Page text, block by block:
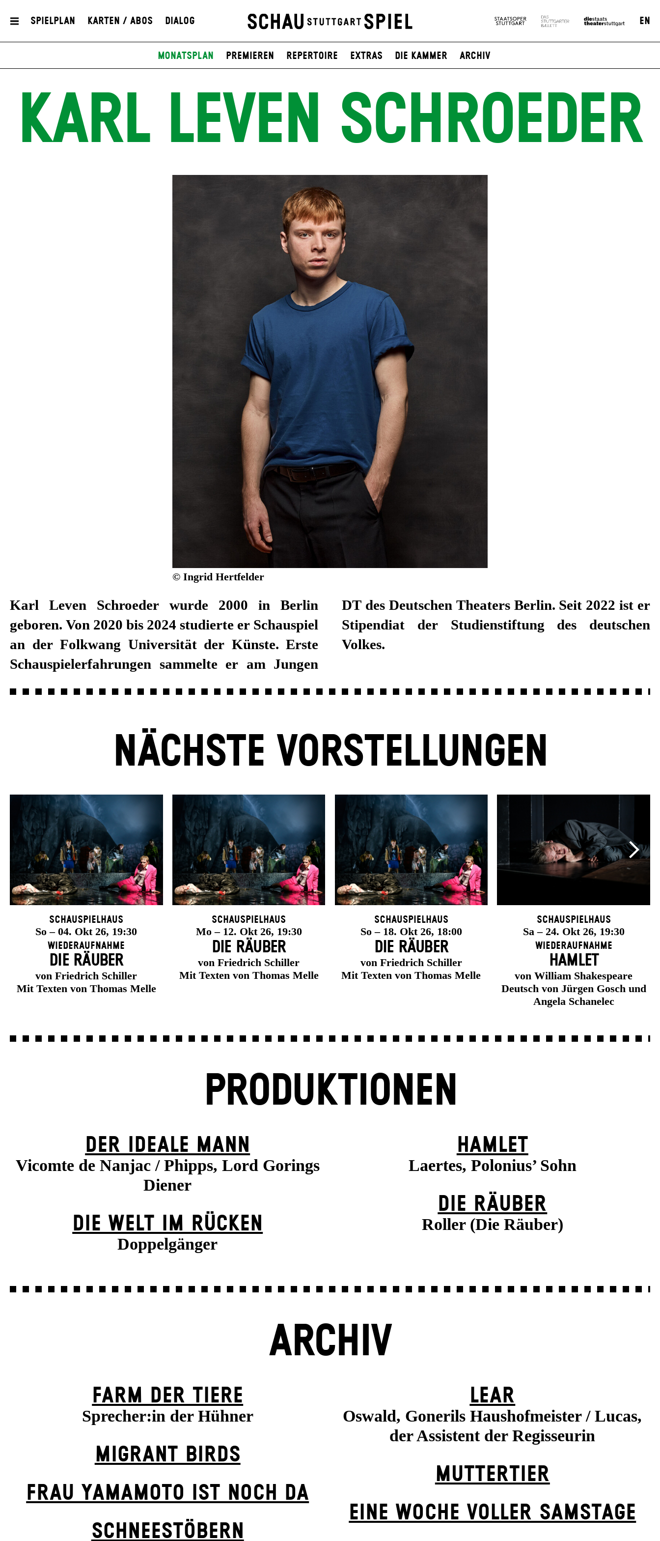
Spielplan Karten / Abos Dialog EN
Monatsplan Premieren Repertoire Extras Die Kammer Archiv
KARL LEVEN SCHROEDER
© Ingrid Hertfelder
Karl Leven Schroeder wurde 2000 in Berlin
geboren. Von 2020 bis 2024 studierte er Schauspiel
an der Folkwang Universität der Künste. Erste
Schauspielerfahrungen sammelte er am Jungen
DT des Deutschen Theaters Berlin. Seit 2022 ist er
Stipendiat der Studienstiftung des deutschen
Volkes.
NÄCHSTE VORSTELLUNGEN
Schauspielhaus
So – 04. Okt 26, 19:30
Wiederaufnahme
DIE RÄUBER
von Friedrich Schiller
Mit Texten von Thomas Melle
Schauspielhaus
Mo – 12. Okt 26, 19:30
DIE RÄUBER
von Friedrich Schiller
Mit Texten von Thomas Melle
Schauspielhaus
So – 18. Okt 26, 18:00
DIE RÄUBER
von Friedrich Schiller
Mit Texten von Thomas Melle
Schauspielhaus
Sa – 24. Okt 26, 19:30
Wiederaufnahme
HAMLET
von William Shakespeare
Deutsch von Jürgen Gosch und
Angela Schanelec
PRODUKTIONEN
DER IDEALE MANN
Vicomte de Nanjac / Phipps, Lord Gorings
Diener
DIE WELT IM RÜCKEN
Doppelgänger
HAMLET
Laertes, Polonius’ Sohn
DIE RÄUBER
Roller (Die Räuber)
ARCHIV
FARM DER TIERE
Sprecher:in der Hühner
MIGRANT BIRDS
FRAU YAMAMOTO IST NOCH DA
SCHNEE­STÖBERN
LEAR
Oswald, Gonerils Haushofmeister / Lucas,
der Assistent der Regisseurin
MUTTER­TIER
EINE WOCHE VOLLER SAMSTAGE